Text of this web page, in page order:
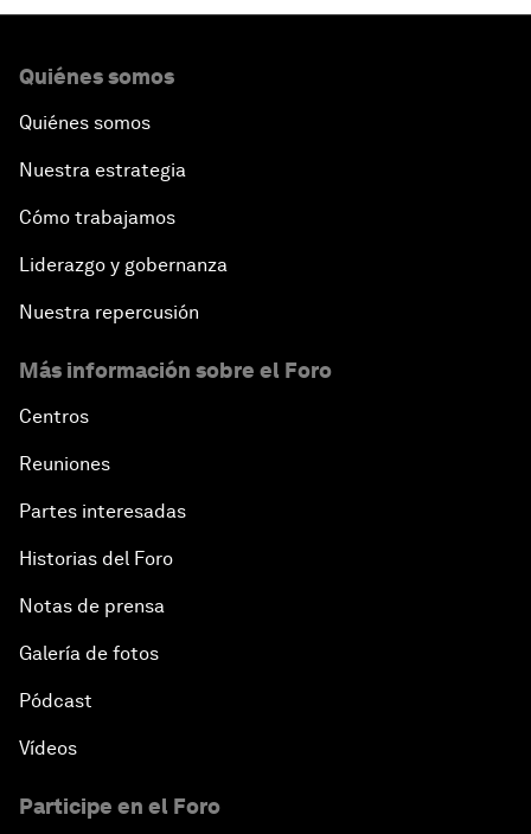
Quiénes somos
Quiénes somos
Nuestra estrategia
Cómo trabajamos
Liderazgo y gobernanza
Nuestra repercusión
Más información sobre el Foro
Centros
Reuniones
Partes interesadas
Historias del Foro
Notas de prensa
Galería de fotos
Pódcast
Vídeos
Participe en el Foro